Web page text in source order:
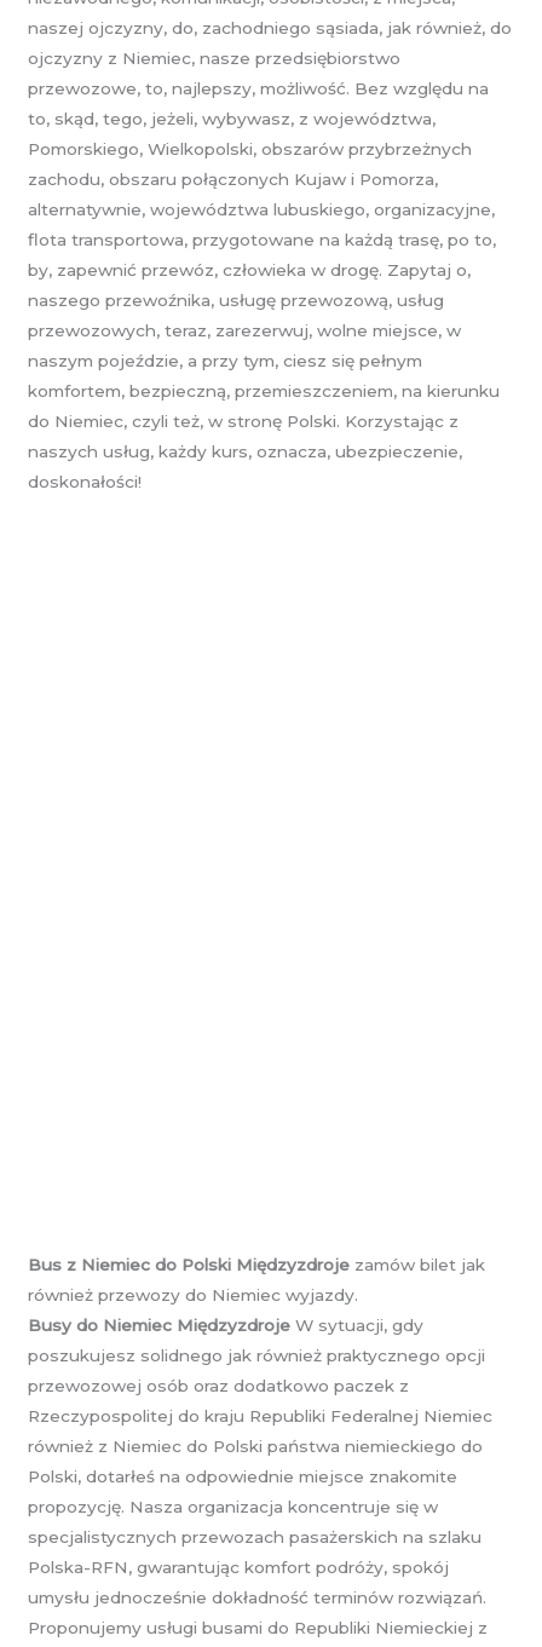
naszej ojczyzny, do, zachodniego sąsiada, jak również, do
ojczyzny z Niemiec, nasze przedsiębiorstwo
przewozowe, to, najlepszy, możliwość. Bez względu na
to, skąd, tego, jeżeli, wybywasz, z województwa,
Pomorskiego, Wielkopolski, obszarów przybrzeżnych
zachodu, obszaru połączonych Kujaw i Pomorza,
alternatywnie, województwa lubuskiego, organizacyjne,
flota transportowa, przygotowane na każdą trasę, po to,
by, zapewnić przewóz, człowieka w drogę. Zapytaj o,
naszego przewoźnika, usługę przewozową, usług
przewozowych, teraz, zarezerwuj, wolne miejsce, w
naszym pojeździe, a przy tym, ciesz się pełnym
komfortem, bezpieczną, przemieszczeniem, na kierunku
do Niemiec, czyli też, w stronę Polski. Korzystając z
naszych usług, każdy kurs, oznacza, ubezpieczenie,
doskonałości!
Bus z Niemiec do Polski Międzyzdroje zamów bilet jak
również przewozy do Niemiec wyjazdy.
Busy do Niemiec Międzyzdroje W sytuacji, gdy
poszukujesz solidnego jak również praktycznego opcji
przewozowej osób oraz dodatkowo paczek z
Rzeczypospolitej do kraju Republiki Federalnej Niemiec
również z Niemiec do Polski państwa niemieckiego do
Polski, dotarłeś na odpowiednie miejsce znakomite
propozycję. Nasza organizacja koncentruje się w
specjalistycznych przewozach pasażerskich na szlaku
Polska-RFN, gwarantując komfort podróży, spokój
umysłu jednocześnie dokładność terminów rozwiązań.
Proponujemy usługi busami do Republiki Niemieckiej z